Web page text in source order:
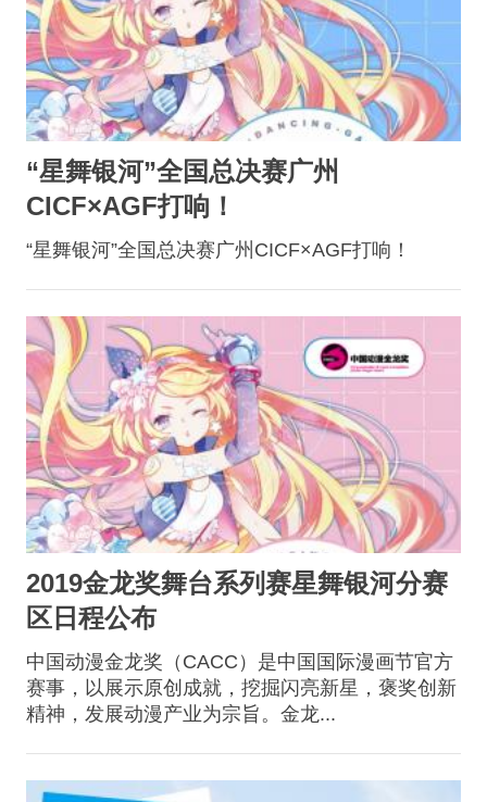
“星舞银河”全国总决赛广州
CICF×AGF打响！
“星舞银河”全国总决赛广州CICF×AGF打响！
2019金龙奖舞台系列赛星舞银河分赛
区日程公布
中国动漫金龙奖（CACC）是中国国际漫画节官方
赛事，以展示原创成就，挖掘闪亮新星，褒奖创新
精神，发展动漫产业为宗旨。金龙...